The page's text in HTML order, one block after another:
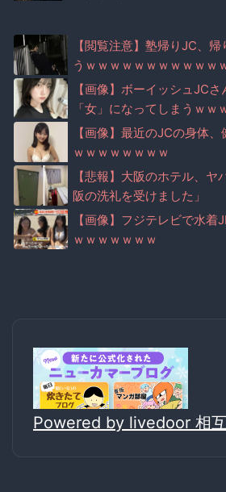
【閲覧注意】塾帰りJC、
うｗｗｗｗｗｗｗｗｗｗｗ
ｗ【画像】ボーイッシュJC
「女」になってしまうｗｗ
【画像】最近のJCの身体
ｗｗｗｗｗｗｗｗ
【悲報】大阪のホテル、
阪の洗礼を受けました」
【画像】フジテレビで水着
ｗｗｗｗｗｗｗ
Powered by livedoor 相